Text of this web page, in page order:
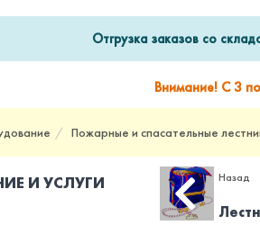
Отгрузка заказов со
Внимание! С 3
Пожарные и спасательные
И УСЛУГИ Назад